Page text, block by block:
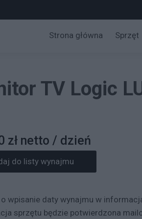
Strona główna Sprzęt
do listy wynajmu
TV Logic
zł netto / dzień
wpisanie daty wynajmu w
sprzętu będzie potwierdzona